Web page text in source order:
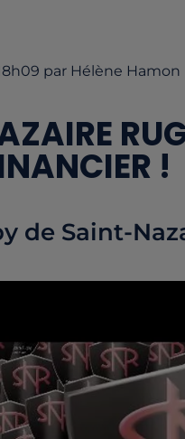
par Hélène Hamon
!
de Saint-